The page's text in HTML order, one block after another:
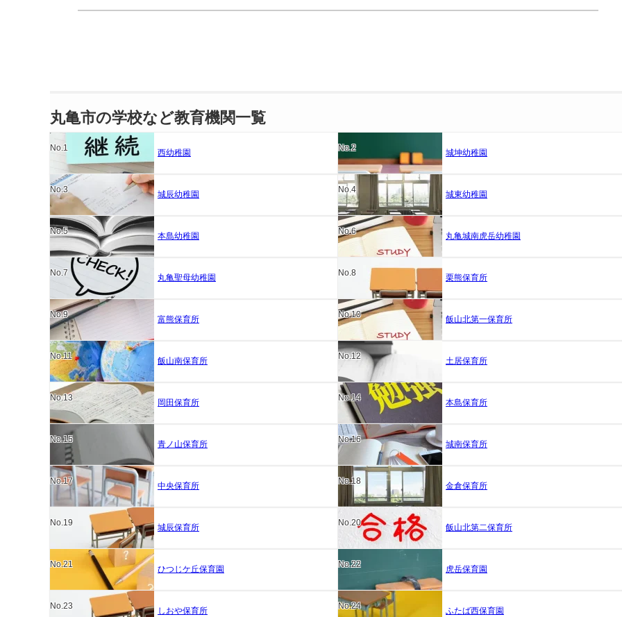
*
丸亀市の学校など教育機関一覧
No.1
西幼稚園
No.2
城坤幼稚園
No.3
城辰幼稚園
No.4
城東幼稚園
No.5
本島幼稚園
No.6
丸亀城南虎岳幼稚園
No.7
丸亀聖母幼稚園
No.8
栗熊保育所
No.9
富熊保育所
No.10
飯山北第一保育所
No.11
飯山南保育所
No.12
土居保育所
No.13
岡田保育所
No.14
本島保育所
No.15
青ノ山保育所
No.16
城南保育所
No.17
中央保育所
No.18
金倉保育所
No.19
城辰保育所
No.20
飯山北第二保育所
No.21
ひつじケ丘保育園
No.22
虎岳保育園
No.23
しおや保育所
No.24
ふたば西保育園